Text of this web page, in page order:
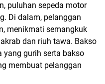
puluhan sepeda motor
Di dalam, pelanggan
menikmati semangkuk
dan riuh tawa. Bakso
yang gurih serta bakso
membuat pelanggan